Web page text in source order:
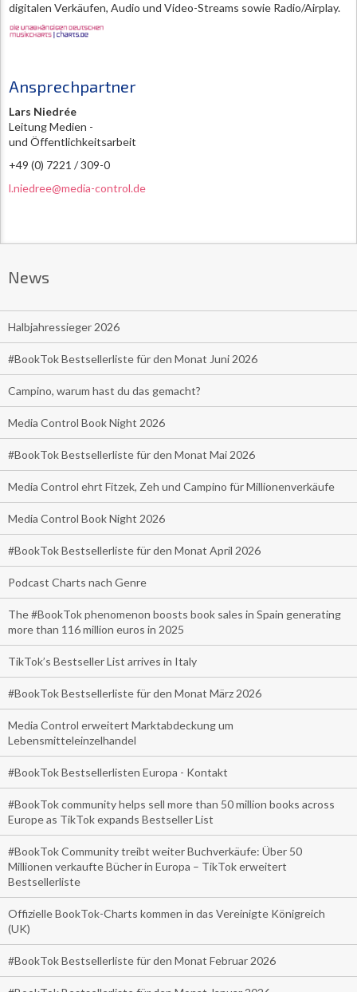
digitalen Verkäufen, Audio und Video-Streams sowie Radio/Airplay.
Ansprechpartner
Lars Niedrée
Leitung Medien -
und Öffentlichkeitsarbeit
+49 (0) 7221 / 309-0
l.niedree@media-control.de
News
Halbjahressieger 2026
#BookTok Bestsellerliste für den Monat Juni 2026
Campino, warum hast du das gemacht?
Media Control Book Night 2026
#BookTok Bestsellerliste für den Monat Mai 2026
Media Control ehrt Fitzek, Zeh und Campino für Millionenverkäufe
Media Control Book Night 2026
#BookTok Bestsellerliste für den Monat April 2026
Podcast Charts nach Genre
The #BookTok phenomenon boosts book sales in Spain generating
more than 116 million euros in 2025
TikTok’s Bestseller List arrives in Italy
#BookTok Bestsellerliste für den Monat März 2026
Media Control erweitert Marktabdeckung um
Lebensmitteleinzelhandel
#BookTok Bestsellerlisten Europa - Kontakt
#BookTok community helps sell more than 50 million books across
Europe as TikTok expands Bestseller List
#BookTok Community treibt weiter Buchverkäufe: Über 50
Millionen verkaufte Bücher in Europa – TikTok erweitert
Bestsellerliste
Offizielle BookTok-Charts kommen in das Vereinigte Königreich
(UK)
#BookTok Bestsellerliste für den Monat Februar 2026